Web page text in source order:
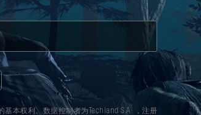
本权利。数据控制者为Techland S.A. ，注册